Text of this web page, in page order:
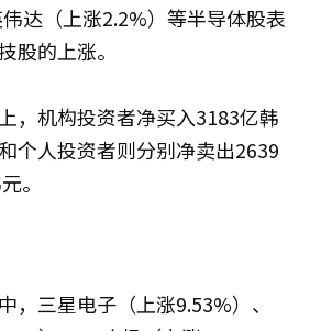
伟达（上涨2.2%）等半导体股表
股的上涨。
，机构投资者净买入3183亿韩
个人投资者则分别净卖出2639
。
，三星电子（上涨9.53%）、